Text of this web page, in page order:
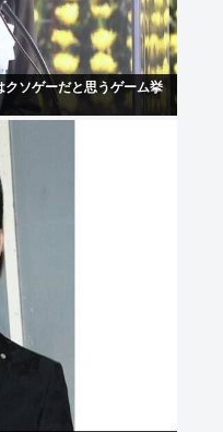
ソゲーだと思うゲーム挙